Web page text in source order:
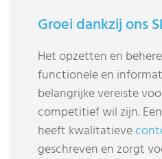
Groei dankzij ons
Het opzetten en
functionele en
belangrijke vereiste
competitief wil zijn.
heeft kwalitatieve
geschreven en zorgt